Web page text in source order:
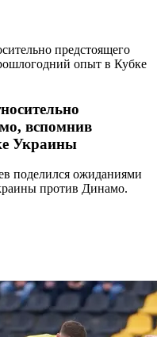
предстоящего
опыт в Кубке
вспомнив
Украины
поделился ожиданиями
против Динамо.